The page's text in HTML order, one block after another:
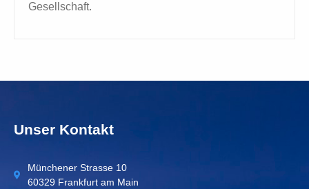
Gesellschaft.
Unser Kontakt
Münchener Strasse 10
60329 Frankfurt am Main